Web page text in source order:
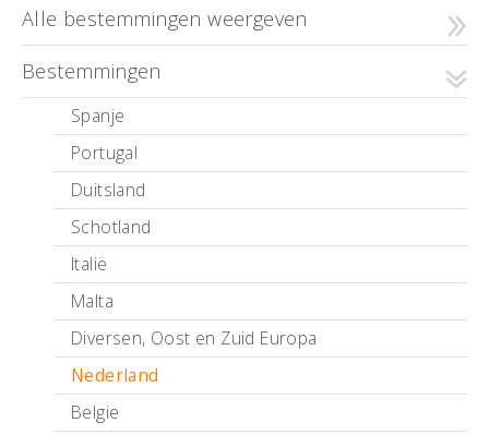
Alle bestemmingen weergeven
Bestemmingen
Spanje
Portugal
Duitsland
Schotland
Italië
Malta
Diversen, Oost en Zuid Europa
Nederland
Belgie